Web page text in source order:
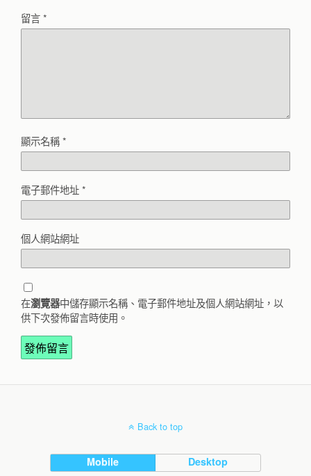
留言*
顯示名稱*
電子郵件地址*
個人網站網址
在瀏覽器中儲存顯示名稱、電子郵件地址及個人網站網址，以
供下次發佈留言時使用。
Back to top
Mobile Desktop